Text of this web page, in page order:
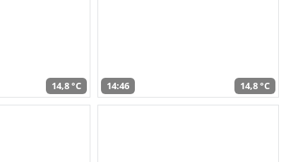
14,8 °C 14:46 14,8 °C